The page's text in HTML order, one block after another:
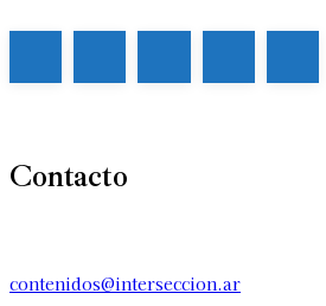
Contacto
contenidos@interseccion.ar